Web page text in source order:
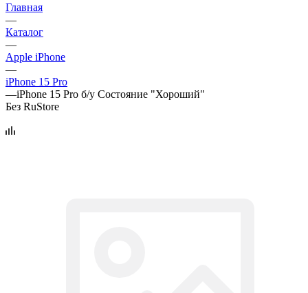
Главная
—
Каталог
—
Apple iPhone
—
iPhone 15 Pro
—iPhone 15 Pro б/у Состояние "Хороший"
Без RuStore